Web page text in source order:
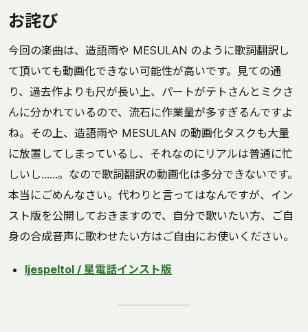
お詫び
今回の楽曲は、造語雨や MESULAN のように歌詞翻訳し
て頂いても動画化できない可能性が高いです。見ての通
り、過去作よりも尺が長い上、パートがテトさんとミクさ
んに分かれているので、流石に作業量が多すぎるんですよ
ね。その上、造語雨や MESULAN の動画化タスクも大量
に放置してしまっているし、それなのにリアルは普通に忙
しいし……。なので歌詞翻訳の動画化は多分できないです。
本当にごめんなさい。代わりと言ってはなんですが、イン
スト版を公開しておきますので、自分で歌いたい方、ご自
身の合成音声に歌わせたい方はご自由にお使いください。
ljespeltol / 星電話インスト版